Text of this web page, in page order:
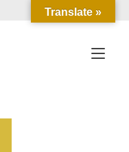
Translate »